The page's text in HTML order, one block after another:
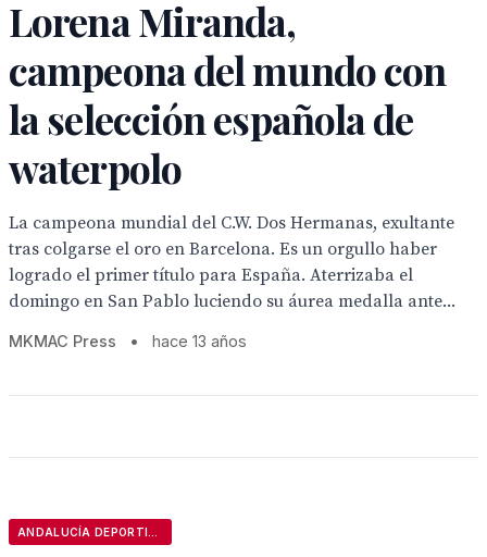
Lorena Miranda,
campeona del mundo con
la selección española de
waterpolo
La campeona mundial del C.W. Dos Hermanas, exultante
tras colgarse el oro en Barcelona. Es un orgullo haber
logrado el primer título para España. Aterrizaba el
domingo en San Pablo luciendo su áurea medalla ante...
MKMAC Press • hace 13 años